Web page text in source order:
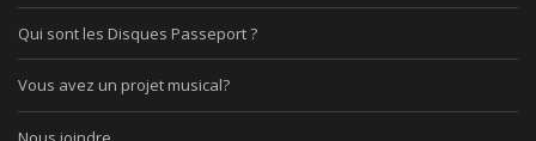
Qui sont les Disques Passeport ?
Vous avez un projet musical?